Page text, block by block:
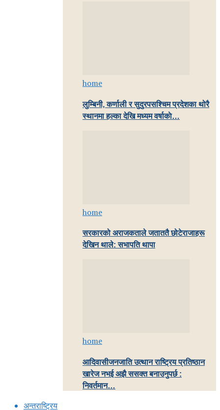
home
लुम्बिनी, कर्णाली र सुदुरपसश्चिम प्रदेशका थोरै
स्थानमा हल्का देखि मध्यम वर्षाकाे…
home
सरकारको अराजकताले जताततै छोटेराजाहरू
देखिन थाले: सभापति थापा
home
आदिवासीजनजाति उत्थान राष्ट्रिय प्रतिष्ठान
खारेज नभई अझै ससक्त बनाउनुपर्छ :
निवर्तमान…
अन्तराष्ट्रिय